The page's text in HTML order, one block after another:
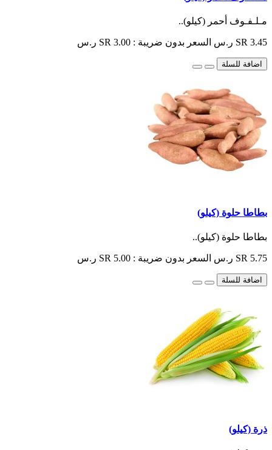
مـلـفـوف أحمر (كيلو)..
SR 3.45 ر.س السعر بدون ضريبة : SR 3.00 ر.س
اضافة للسلة
بطاطا حلوة (كيلو)
بطاطا حلوة (كيلو)..
SR 5.75 ر.س السعر بدون ضريبة : SR 5.00 ر.س
اضافة للسلة
ذرة (كيلو)